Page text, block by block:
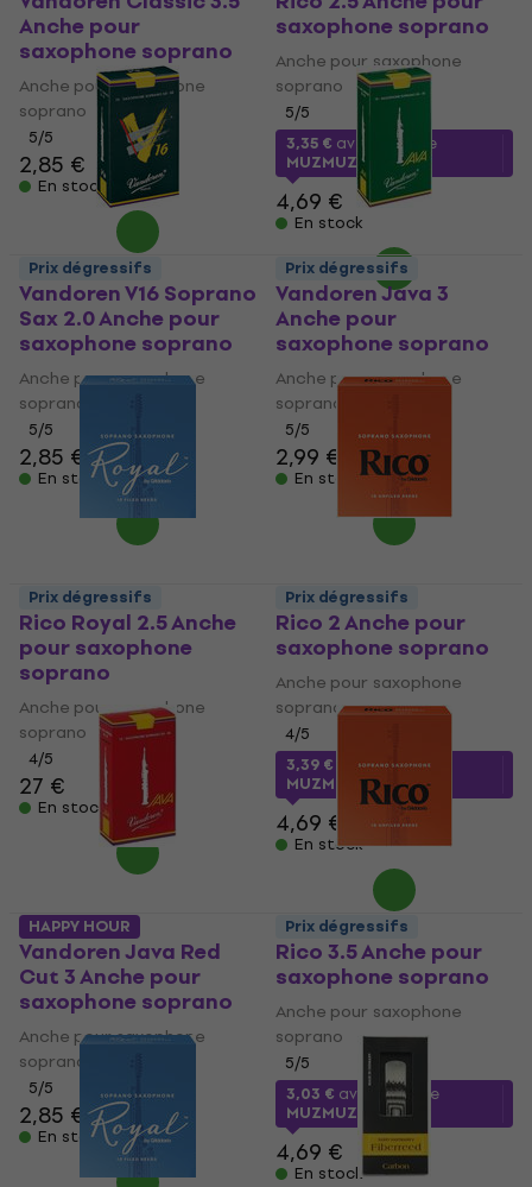
Anche pour
saxophone soprano
Anche pour saxophone
soprano
5/5
2,85 €
En stock
saxophone soprano
Anche pour saxophone
soprano
5/5
3,35 € avec le code
MUZMUZ-25
4,69 €
En stock
Vandoren V16 Soprano
Sax 2.0 Anche pour
saxophone soprano
Anche pour saxophone
soprano
5/5
2,85 €
En stock
Vandoren Java 3
Anche pour
saxophone soprano
Anche pour saxophone
soprano
5/5
2,99 €
En stock
Prix dégressifs
Rico Royal 2.5 Anche
pour saxophone
soprano
Anche pour saxophone
soprano
4/5
27 €
En stock
Prix dégressifs
Rico 2 Anche pour
saxophone soprano
Anche pour saxophone
soprano
4/5
3,39 €
avec le code
MUZMUZ-25
4,69 €
En stock
Prix dégressifs
Vandoren Java Red
Cut 3 Anche pour
saxophone soprano
Anche pour saxophone
soprano
5/5
2,85 €
En stock
Prix dégressifs
Rico 3.5 Anche pour
saxophone soprano
Anche pour saxophone
soprano
5/5
3,03 € avec le code
MUZMUZ-35
4,69 €
En stock
HAPPY HOUR Prix dégressifs